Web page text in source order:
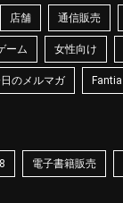
店舗 通信販売
ーム 女性向け
のメルマガ Fantia
電子書籍販売